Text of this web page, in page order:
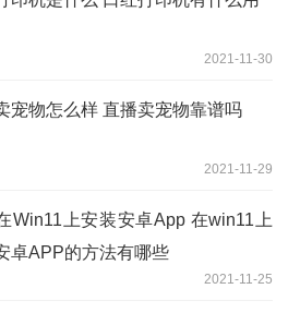
2021-11-30
宠物怎么样 直播卖宠物靠谱吗
2021-11-29
Win11上安装安卓App 在win11上
卓APP的方法有哪些
2021-11-25